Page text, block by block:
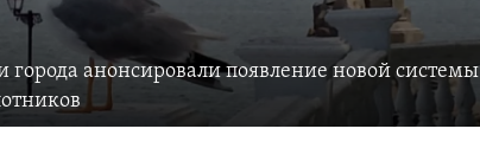
города анонсировали появление новой системы